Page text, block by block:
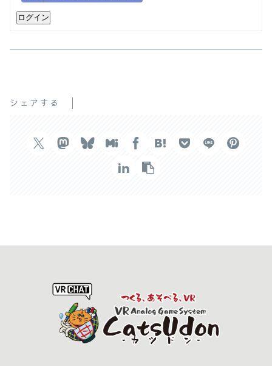
ログイン
シェアする